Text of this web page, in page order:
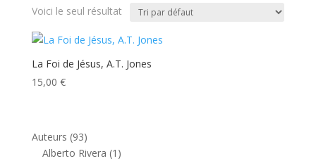
Voici le seul résultat
La Foi de Jésus, A.T. Jones
15,00 €
Auteurs 9393
produits
Alberto Rivera 1 1